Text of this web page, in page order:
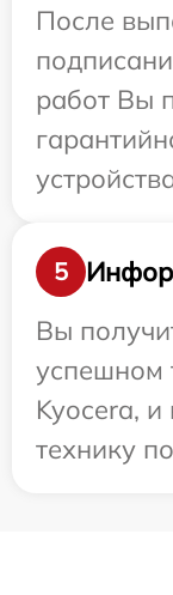
После
работ Вы
5
Вы
успешном
Kyocera,
технику